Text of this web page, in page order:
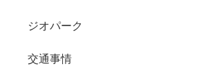
ジオパーク
交通事情